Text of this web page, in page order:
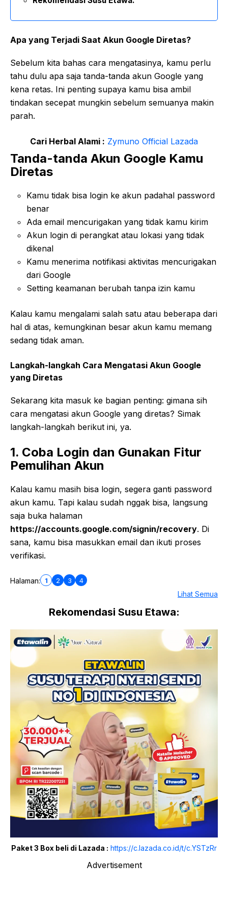
Apa yang Terjadi Saat Akun Google Diretas?
Sebelum kita bahas cara mengatasinya, kamu perlu
tahu dulu apa saja tanda-tanda akun Google yang
kena retas. Ini penting supaya kamu bisa ambil
tindakan secepat mungkin sebelum semuanya makin
parah.
Cari Herbal Alami : Zymuno Official Lazada
Tanda-tanda Akun Google Kamu
Diretas
Kamu tidak bisa login ke akun padahal password
benar
Ada email mencurigakan yang tidak kamu kirim
Akun login di perangkat atau lokasi yang tidak
dikenal
Kamu menerima notifikasi aktivitas mencurigakan
dari Google
Setting keamanan berubah tanpa izin kamu
Kalau kamu mengalami salah satu atau beberapa dari
hal di atas, kemungkinan besar akun kamu memang
sedang tidak aman.
Langkah-langkah Cara Mengatasi Akun Google
yang Diretas
Sekarang kita masuk ke bagian penting: gimana sih
cara mengatasi akun Google yang diretas? Simak
langkah-langkah berikut ini, ya.
1. Coba Login dan Gunakan Fitur
Pemulihan Akun
Kalau kamu masih bisa login, segera ganti password
akun kamu. Tapi kalau sudah nggak bisa, langsung
saja buka halaman
https://accounts.google.com/signin/recovery. Di
sana, kamu bisa masukkan email dan ikuti proses
verifikasi.
Halaman: 1 2 3 4
Lihat Semua
Rekomendasi Susu Etawa:
Paket 3 Box beli di Lazada : https://c.lazada.co.id/t/c.YSTzRr
Advertisement